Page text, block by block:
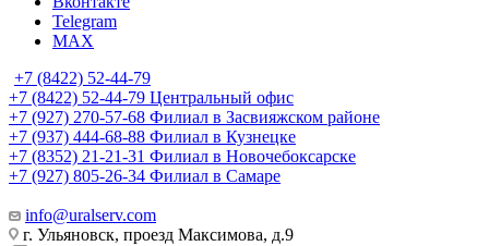
Telegram
MAX
+7 (8422) 52-44-79
+7 (8422) 52-44-79 Центральный офис
+7 (927) 270-57-68 Филиал в Засвияжском районе
+7 (937) 444-68-88 Филиал в Кузнецке
+7 (8352) 21-21-31 Филиал в Новочебоксарске
+7 (927) 805-26-34 Филиал в Самаре
info@uralserv.com
г. Ульяновск, проезд Максимова, д.9